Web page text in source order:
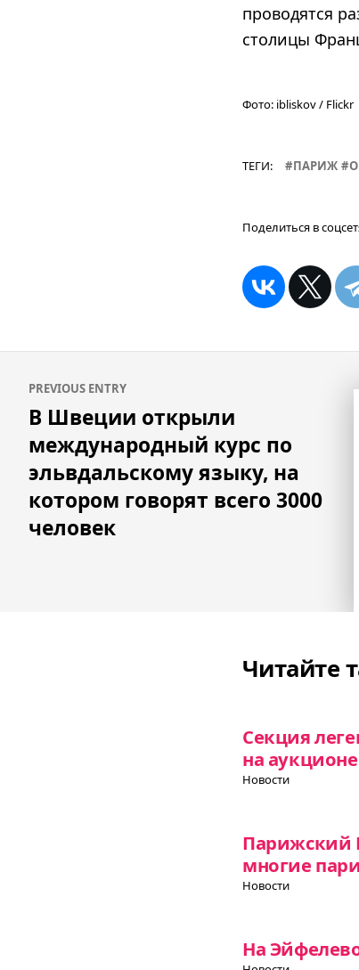
проводятся
столицы
Фото: ibliskov / Flickr
ТЕГИ: ПАРИЖ
Поделиться в
по
записям
PREVIOUS ENTRY
В Швеции открыли
международный курс по
эльвдальскому языку, на
котором говорят всего 3000
человек
Читайте
Секция
на
Новости
Парижский
многие
Новости
На